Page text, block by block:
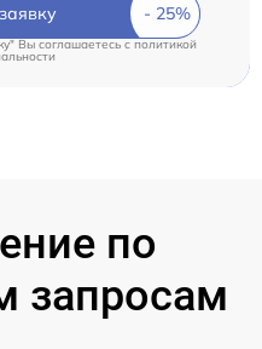
Вы соглашаетесь cполитикой
по
запросам